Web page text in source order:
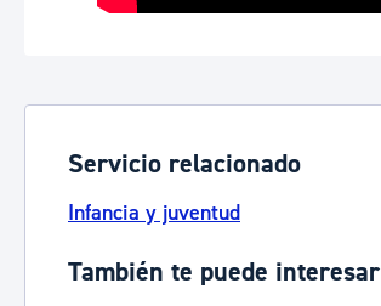
Servicio relacionado
Infancia y juventud
También te puede interesar